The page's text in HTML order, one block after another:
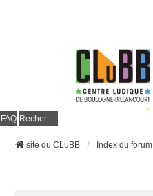
FAQ Rechercher
site du CLuBB Index du forum